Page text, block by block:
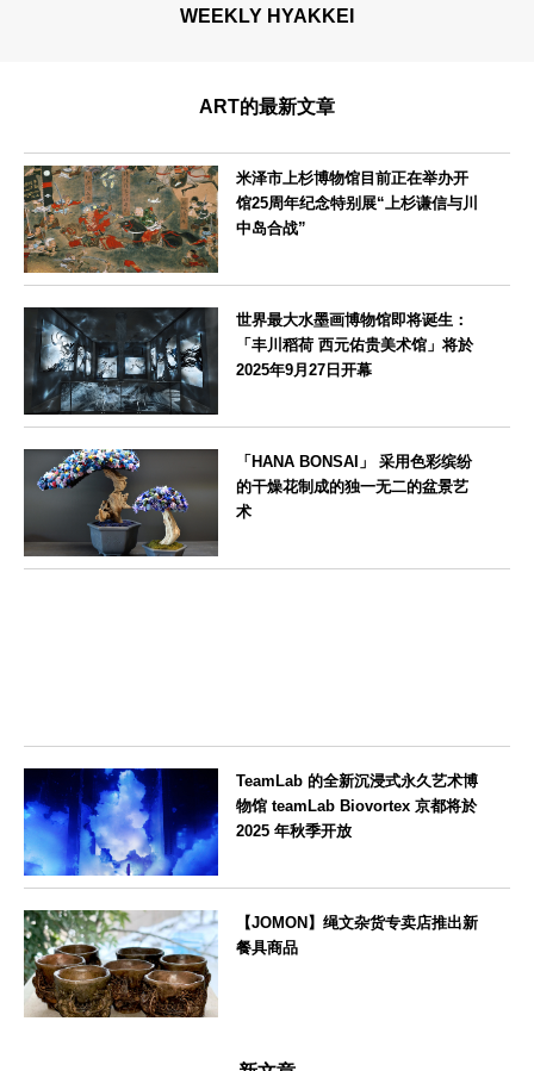
WEEKLY HYAKKEI
ART的最新文章
米泽市上杉博物馆目前正在举办开
馆25周年纪念特别展“上杉谦信与川
中岛合战”
世界最大水墨画博物馆即将诞生：
「丰川稻荷 西元佑贵美术馆」将於
2025年9月27日开幕
「HANA BONSAI」 采用色彩缤纷
的干燥花制成的独一无二的盆景艺
术
TeamLab 的全新沉浸式永久艺术博
物馆 teamLab Biovortex 京都将於
2025 年秋季开放
【JOMON】绳文杂货专卖店推出新
餐具商品